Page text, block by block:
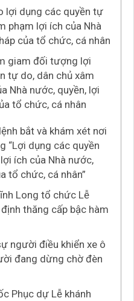
lợi dụng các quyền tự
phạm lợi ích của Nhà
của tổ chức, cá nhân
giam đối tượng lợi
tự do, dân chủ xâm
Nhà nước, quyền, lợi
tổ chức, cá nhân
bắt và khám xét nơi
“Lợi dụng các quyền
ích của Nhà nước,
tổ chức, cá nhân”
Long tổ chức Lễ
thăng cấp bậc hàm
người điều khiển xe ô
đang dừng chờ đèn
Phục dự Lễ khánh